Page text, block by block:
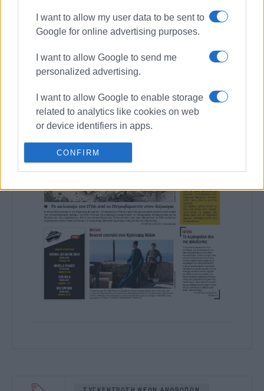
I want to allow my user data to be sent to
Google for online advertising purposes.
I want to allow Google to send me
personalized advertising.
I want to allow Google to enable storage
related to analytics like cookies on web
or device identifiers in apps.
I want to allow Google to enable storage
related to functionality of the website or
I want to allow Google to enable storage
related to personalization.
I want to allow Google to enable storage
related to security, including
authentication functionality and fraud
prevention, and other user protection.
CONFIRM